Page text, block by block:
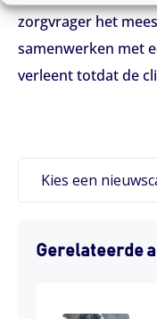
zorgvrager het
samenwerken met
verleent totdat de
Kies een
Gerelateerde